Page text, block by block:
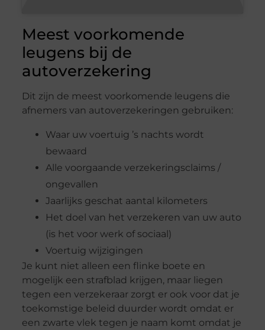
Meest voorkomende
leugens bij de
autoverzekering
Dit zijn de meest voorkomende leugens die
afnemers van autoverzekeringen gebruiken:
Waar uw voertuig ’s nachts wordt
bewaard
Alle voorgaande verzekeringsclaims /
ongevallen
Jaarlijks geschat aantal kilometers
Het doel van het verzekeren van uw auto
(is het voor werk of sociaal)
Voertuig wijzigingen
Je kunt niet alleen een flinke boete en
mogelijk een strafblad krijgen, maar liegen
tegen een verzekeraar zorgt er ook voor dat je
toekomstige beleid duurder wordt omdat er
een zwarte vlek tegen je naam komt omdat je